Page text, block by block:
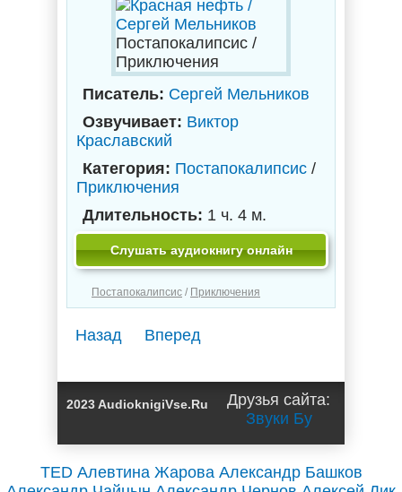
Постапокалипсис /
Приключения
Писатель: Сергей Мельников
Озвучивает: Виктор
Краславский
Категория: Постапокалипсис /
Приключения
Длительность: 1 ч. 4 м.
Слушать аудиокнигу онлайн
Постапокалипсис / Приключения
Назад Вперед
2023 AudioknigiVse.Ru
Друзья сайта:
Звуки Бу
TED Алевтина Жарова Александр Башков